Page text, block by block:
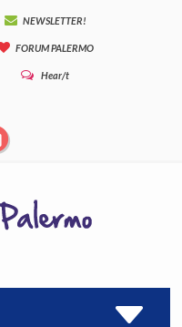
NEWSLETTER!
FORUM PALERMO
Hear/t